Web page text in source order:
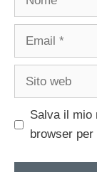
Email
Sito
Salva il mio
browser